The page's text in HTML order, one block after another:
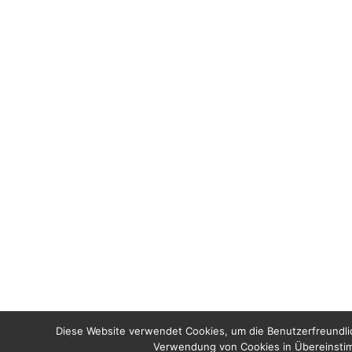
Diese Website verwendet Cookies, um die
Verwendung von Cookies in